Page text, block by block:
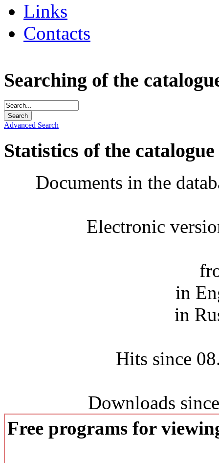
Links
Contacts
Searching of the
Advanced Search
Statistics of the catalogue
Documents in the
Electronic
in
in
Hits since
Downloads
Free programs for